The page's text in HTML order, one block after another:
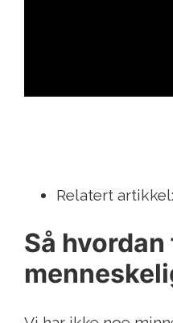
Relatert
Så